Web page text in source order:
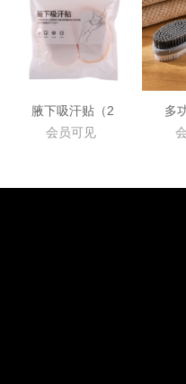
腋下吸汗贴（2
会员可见
多